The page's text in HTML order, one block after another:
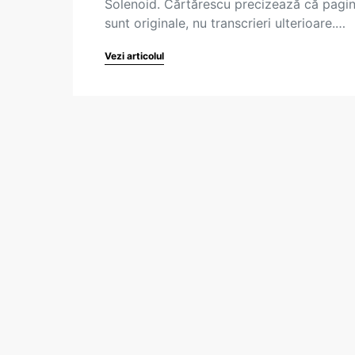
Solenoid. Cărtărescu precizează că
sunt originale, nu transcrieri ulterioare.…
Vezi articolul